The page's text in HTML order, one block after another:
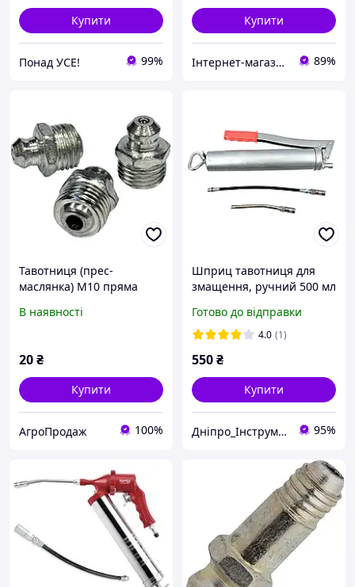
Купити
Понад УСЕ! 99%
Купити
Інтернет-магазин "Agro-zapchasti" 89%
Тавотниця (прес-
маслянка) М10 пряма
В наявності
20₴
Купити
АгроПродаж 100%
Шприц тавотниця для
змащення, ручний 500 мл
Готово до відправки
4.0 (1)
550₴
Купити
Дніпро_Інструмент 95%